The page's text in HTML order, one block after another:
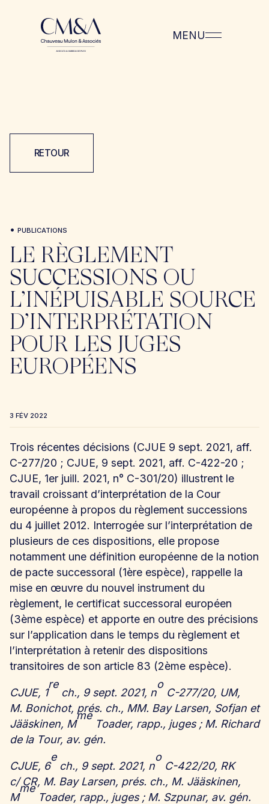
MENU
RETOUR
• PUBLICATIONS
LE RÈGLEMENT
SUCCESSIONS OU
L’INÉPUISABLE SOURCE
D’INTERPRÉTATION
POUR LES JUGES
EUROPÉENS
3 FÉV 2022
Trois récentes décisions (CJUE 9 sept. 2021, aff.
C-277/20 ; CJUE, 9 sept. 2021, aff. C-422-20 ;
CJUE, 1er juill. 2021, n° C-301/20) illustrent le
travail croissant d’interprétation de la Cour
européenne à propos du règlement successions
du 4 juillet 2012. Interrogée sur l’interprétation de
plusieurs de ces dispositions, elle propose
notamment une définition européenne de la notion
de pacte successoral (1ère espèce), rappelle la
mise en œuvre du nouvel instrument du
règlement, le certificat successoral européen
(3ème espèce) et apporte en outre des précisions
sur l’application dans le temps du règlement et
l’interprétation à retenir des dispositions
transitoires de son article 83 (2ème espèce).
CJUE, 1
re
ch., 9 sept. 2021, n
o
C-277/20, UM,
M. Bonichot, prés. ch., MM. Bay Larsen, Sofjan et
Jääskinen, M
me
Toader, rapp., juges ; M. Richard
de la Tour, av. gén.
CJUE, 6
e
ch., 9 sept. 2021, n
o
C-422/20, RK
c/ CR, M. Bay Larsen, prés. ch., M. Jääskinen,
M
me
Toader, rapp., juges ; M. Szpunar, av. gén.